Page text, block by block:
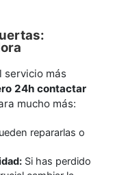
servicio más
24h contactar
mucho más:
repararlas o
Si has perdido